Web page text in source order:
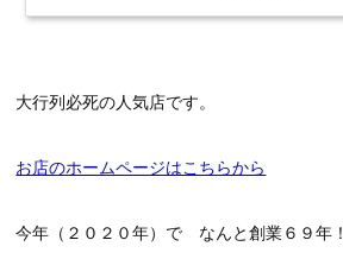
大行列必死の人気店です。
お店のホームページはこちらから
今年（２０２０年）で なんと創業６９年！